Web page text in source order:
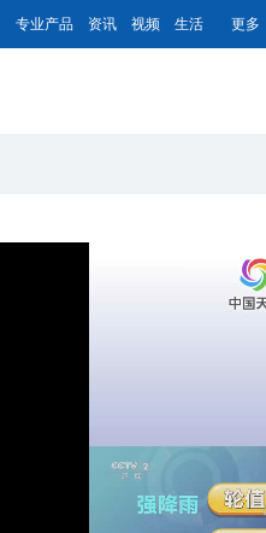
专业产品 资讯 视频 生活 更多